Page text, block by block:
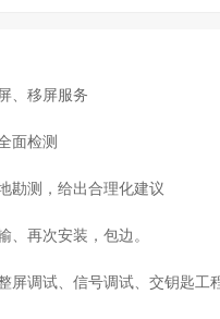
、移屏服务
面检测
勘测，给出合理化建议
、再次安装，包边。
屏调试、信号调试、交钥匙工